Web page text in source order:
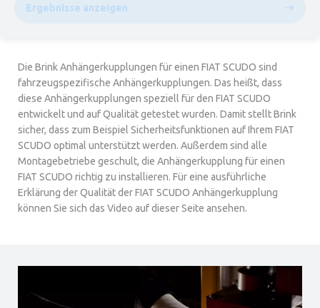
Ergebnisse anzeigen
Die Brink Anhängerkupplungen für einen FIAT SCUDO sind
fahrzeugspezifische Anhängerkupplungen. Das heißt, dass
diese Anhängerkupplungen speziell für den FIAT SCUDO
entwickelt und auf Qualität getestet wurden. Damit stellt Brink
sicher, dass zum Beispiel Sicherheitsfunktionen auf Ihrem FIAT
SCUDO optimal unterstützt werden. Außerdem sind alle
Montagebetriebe geschult, die Anhängerkupplung für einen
FIAT SCUDO richtig zu installieren. Für eine ausführliche
Erklärung der Qualität der FIAT SCUDO Anhängerkupplung
können Sie sich das Video auf dieser Seite ansehen.